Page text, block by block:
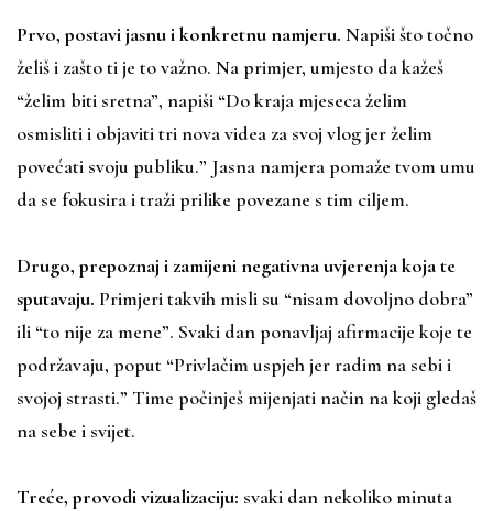
Prvo, postavi jasnu i konkretnu namjeru. Napiši što točno
želiš i zašto ti je to važno. Na primjer, umjesto da kažeš
“želim biti sretna”, napiši “Do kraja mjeseca želim
osmisliti i objaviti tri nova videa za svoj vlog jer želim
povećati svoju publiku.” Jasna namjera pomaže tvom umu
da se fokusira i traži prilike povezane s tim ciljem.
Drugo, prepoznaj i zamijeni negativna uvjerenja koja te
sputavaju. Primjeri takvih misli su “nisam dovoljno dobra”
ili “to nije za mene”. Svaki dan ponavljaj afirmacije koje te
podržavaju, poput “Privlačim uspjeh jer radim na sebi i
svojoj strasti.” Time počinješ mijenjati način na koji gledaš
na sebe i svijet.
Treće, provodi vizualizaciju: svaki dan nekoliko minuta